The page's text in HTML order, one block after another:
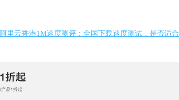
阿里云香港1M速度测评：全国下载速度测试，是否适合